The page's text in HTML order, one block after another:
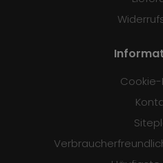
Cookie-